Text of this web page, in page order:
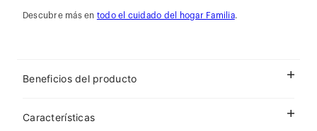
Descubre más en todo el cuidado del hogar Familia.
Beneficios del producto
Características